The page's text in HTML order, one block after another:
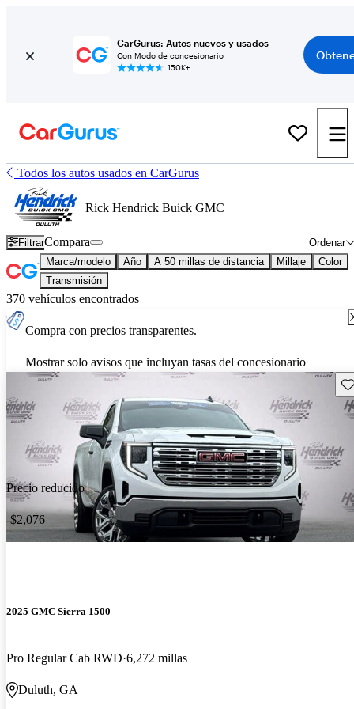
CarGurus: Autos nuevos y usados
Con Modo de concesionario
150K+
Todos los autos usados en CarGurus
Rick Hendrick Buick GMC
Filtrar Ordenar
Compara
Marca/modelo Año A 50 millas de distancia Millaje
Color
Transmisión
370 vehículos encontrados
Compra con precios transparentes.
Mostrar solo avisos que incluyan tasas del concesionario
Precio reducido
-$2,076
2025 GMC Sierra 1500
Pro Regular Cab RWD 6,272 millas
Duluth, GA